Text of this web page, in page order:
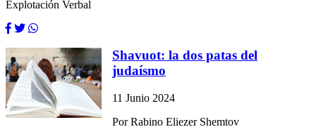
Explotación Verbal
Shavuot: la dos patas del
judaísmo
11 Junio 2024
Por Rabino Eliezer Shemtov